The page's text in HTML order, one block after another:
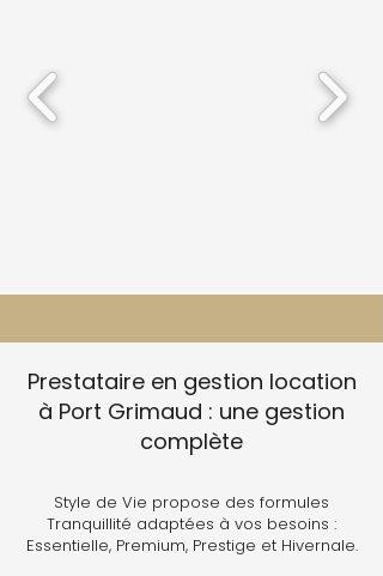
Prestataire en gestion location
à Port Grimaud : une gestion
complète
Style de Vie propose des formules
Tranquillité adaptées à vos besoins :
Essentielle, Premium, Prestige et Hivernale.